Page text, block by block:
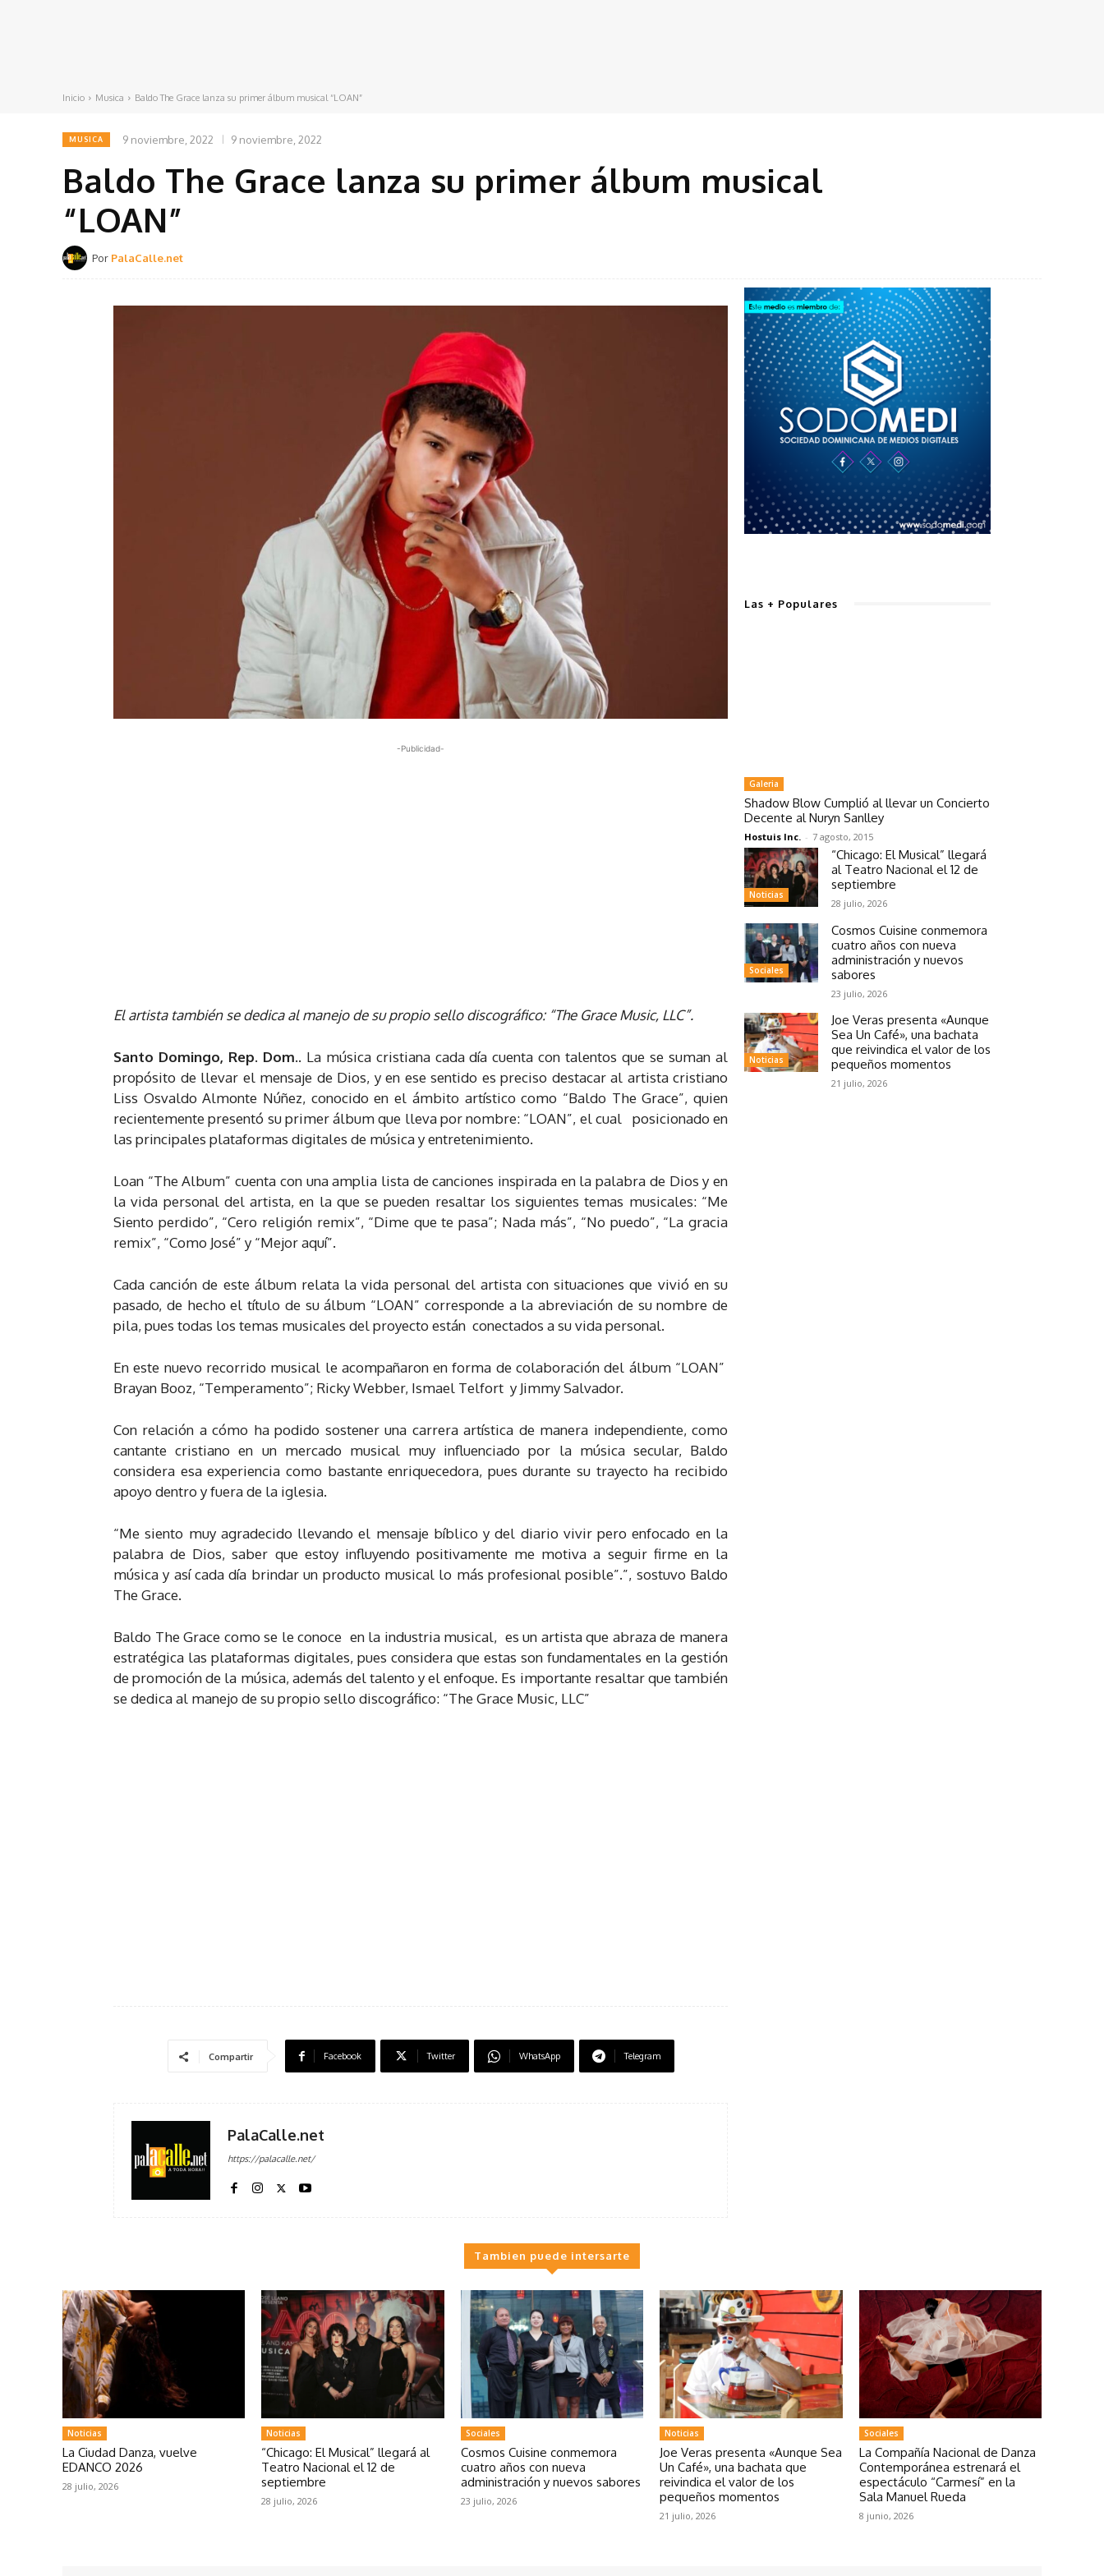
Inicio Musica Baldo The Grace lanza su primer álbum musical “LOAN”
MUSICA 9 noviembre, 2022 9 noviembre, 2022
Baldo The Grace lanza su primer álbum musical
“LOAN”
Por PalaCalle.net
-Publicidad-
El artista también se dedica al manejo de su propio sello discográfico: “The Grace Music, LLC”.
Santo Domingo, Rep. Dom.. La música cristiana cada día cuenta con talentos que se suman al
propósito de llevar el mensaje de Dios, y en ese sentido es preciso destacar al artista cristiano
Liss Osvaldo Almonte Núñez, conocido en el ámbito artístico como “Baldo The Grace”, quien
recientemente presentó su primer álbum que lleva por nombre: “LOAN”, el cual posicionado en
las principales plataformas digitales de música y entretenimiento.
Loan “The Album” cuenta con una amplia lista de canciones inspirada en la palabra de Dios y en
la vida personal del artista, en la que se pueden resaltar los siguientes temas musicales: “Me
Siento perdido”, “Cero religión remix”, “Dime que te pasa”; Nada más”, “No puedo”, “La gracia
remix”, “Como José” y “Mejor aquí”.
Cada canción de este álbum relata la vida personal del artista con situaciones que vivió en su
pasado, de hecho el título de su álbum “LOAN” corresponde a la abreviación de su nombre de
pila, pues todas los temas musicales del proyecto están conectados a su vida personal.
En este nuevo recorrido musical le acompañaron en forma de colaboración del álbum “LOAN”
Brayan Booz, “Temperamento”; Ricky Webber, Ismael Telfort y Jimmy Salvador.
Con relación a cómo ha podido sostener una carrera artística de manera independiente, como
cantante cristiano en un mercado musical muy influenciado por la música secular, Baldo
considera esa experiencia como bastante enriquecedora, pues durante su trayecto ha recibido
apoyo dentro y fuera de la iglesia.
“Me siento muy agradecido llevando el mensaje bíblico y del diario vivir pero enfocado en la
palabra de Dios, saber que estoy influyendo positivamente me motiva a seguir firme en la
música y así cada día brindar un producto musical lo más profesional posible”.”, sostuvo Baldo
The Grace.
Baldo The Grace como se le conoce en la industria musical, es un artista que abraza de manera
estratégica las plataformas digitales, pues considera que estas son fundamentales en la gestión
de promoción de la música, además del talento y el enfoque. Es importante resaltar que también
se dedica al manejo de su propio sello discográfico: “The Grace Music, LLC”
Compartir Facebook Twitter WhatsApp Telegram
PalaCalle.net
https://palacalle.net/
Las + Populares
Galeria
Shadow Blow Cumplió al llevar un Concierto
Decente al Nuryn Sanlley
Hostuis Inc. - 7 agosto, 2015
Noticias
“Chicago: El Musical” llegará
al Teatro Nacional el 12 de
septiembre
28 julio, 2026
Sociales
Cosmos Cuisine conmemora
cuatro años con nueva
administración y nuevos
sabores
23 julio, 2026
Noticias
Joe Veras presenta «Aunque
Sea Un Café», una bachata
que reivindica el valor de los
pequeños momentos
21 julio, 2026
Tambien puede intersarte
Noticias
La Ciudad Danza, vuelve
EDANCO 2026
28 julio, 2026
Noticias
“Chicago: El Musical” llegará al
Teatro Nacional el 12 de
septiembre
28 julio, 2026
Sociales
Cosmos Cuisine conmemora
cuatro años con nueva
administración y nuevos sabores
23 julio, 2026
Noticias
Joe Veras presenta «Aunque Sea
Un Café», una bachata que
reivindica el valor de los
pequeños momentos
21 julio, 2026
Sociales
La Compañía Nacional de Danza
Contemporánea estrenará el
espectáculo “Carmesí” en la
Sala Manuel Rueda
8 junio, 2026